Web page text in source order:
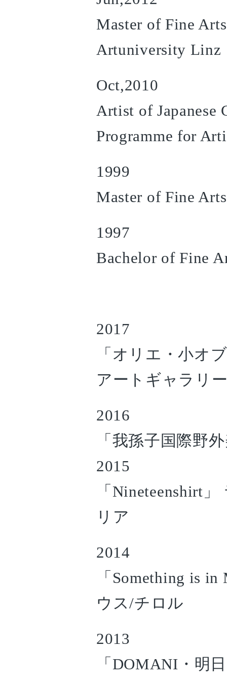
Master of Fine
Artuniversity Linz
Oct,2010
Artist of Japanese
Programme for
1999
Master of Fine
1997
Bachelor of Fine
2017
「オリエ・小オ
アートギャラリ
2016
「我孫子国際野
2015
「Nineteenshirt
リア
2014
「Something is
ウス/チロル
2013
「DOMANI・